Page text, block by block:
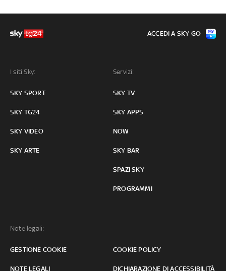
I siti Sky:
SKY SPORT
SKY TG24
SKY VIDEO
SKY ARTE
Servizi:
SKY TV
SKY APPS
NOW
SKY BAR
SPAZI SKY
PROGRAMMI
Note legali:
GESTIONE COOKIE COOKIE POLICY
NOTE LEGALI DICHIARAZIONE DI ACCESSIBILITÀ
ACCEDI A SKY GO